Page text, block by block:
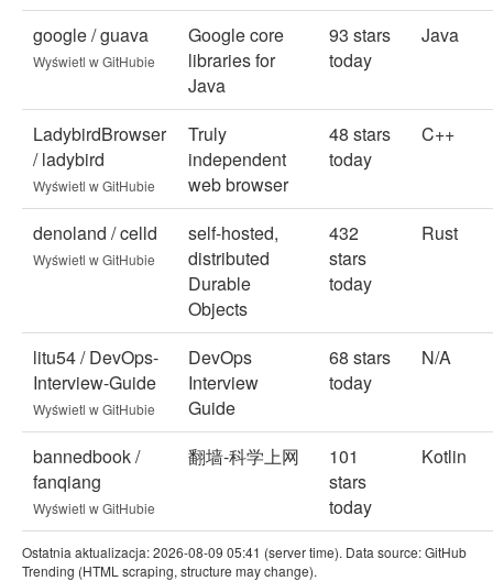
google / guava
Wyświetl w GitHubie
Google core
libraries for
Java
93 stars
today
Java
LadybirdBrowser
/ ladybird
Wyświetl w GitHubie
Truly
independent
web browser
48 stars
today
C++
denoland / celld
Wyświetl w GitHubie
self-hosted,
distributed
Durable
Objects
432
stars
today
Rust
litu54 / DevOps-
Interview-Guide
Wyświetl w GitHubie
DevOps
Interview
Guide
68 stars
today
N/A
bannedbook /
fanqiang
Wyświetl w GitHubie
翻墙-科学上网
101
stars
today
Kotlin
Ostatnia aktualizacja: 2026-08-09 05:41 (server time). Data source: GitHub
Trending (HTML scraping, structure may change).